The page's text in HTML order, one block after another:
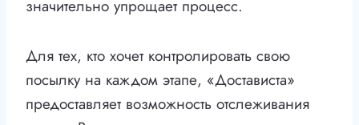
значительно упрощает процесс.
Для тех, кто хочет контролировать свою
посылку на каждом этапе, «Достависта»
предоставляет возможность отслеживания